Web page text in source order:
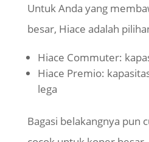
Untuk Anda yang
besar, Hiace adalah
Hiace Commuter:
Hiace Premio:
lega
Bagasi belakangnya pun